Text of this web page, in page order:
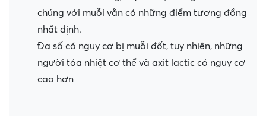
chúng với muỗi vằn có những điểm tương đồng
nhất định.
Đa số có nguy cơ bị muỗi đốt, tuy nhiên, những
người tỏa nhiệt cơ thể và axit lactic có nguy cơ
cao hơn